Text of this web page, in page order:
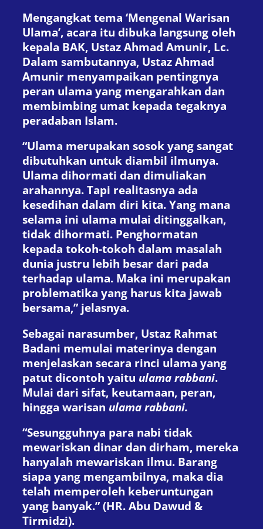
Mengangkat tema ‘Mengenal Warisan
Ulama’, acara itu dibuka langsung oleh
kepala BAK, Ustaz Ahmad Amunir, Lc.
Dalam sambutannya, Ustaz Ahmad
Amunir menyampaikan pentingnya
peran ulama yang mengarahkan dan
membimbing umat kepada tegaknya
peradaban Islam.
“Ulama merupakan sosok yang sangat
dibutuhkan untuk diambil ilmunya.
Ulama dihormati dan dimuliakan
arahannya. Tapi realitasnya ada
kesedihan dalam diri kita. Yang mana
selama ini ulama mulai ditinggalkan,
tidak dihormati. Penghormatan
kepada tokoh-tokoh dalam masalah
dunia justru lebih besar dari pada
terhadap ulama. Maka ini merupakan
problematika yang harus kita jawab
bersama,” jelasnya.
Sebagai narasumber, Ustaz Rahmat
Badani memulai materinya dengan
menjelaskan secara rinci ulama yang
patut dicontoh yaitu ulama rabbani.
Mulai dari sifat, keutamaan, peran,
hingga warisan ulama rabbani.
“Sesungguhnya para nabi tidak
mewariskan dinar dan dirham, mereka
hanyalah mewariskan ilmu. Barang
siapa yang mengambilnya, maka dia
telah memperoleh keberuntungan
yang banyak.” (HR. Abu Dawud &
Tirmidzi).